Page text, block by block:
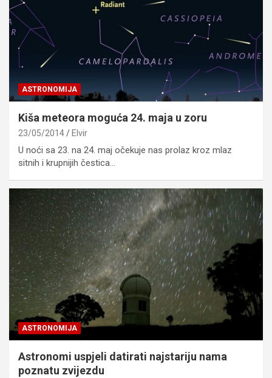
ASTRONOMIJA
Kiša meteora moguća 24. maja u zoru
23/05/2014 Elvir
U noći sa 23. na 24. maj očekuje nas prolaz kroz mlaz
sitnih i krupnijih čestica…
ASTRONOMIJA
Astronomi uspjeli datirati najstariju nama
poznatu zvijezdu